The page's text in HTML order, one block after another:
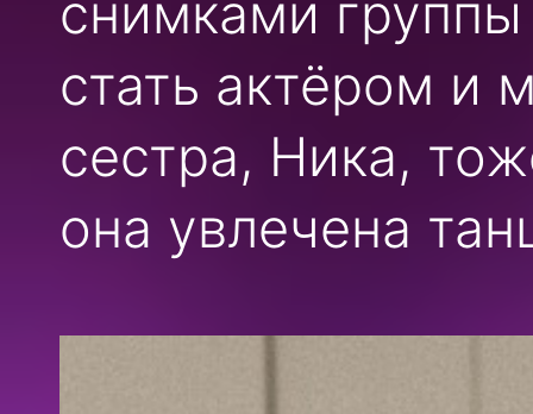
снимками
стать актёром и
сестра, Ника,
она увлечена